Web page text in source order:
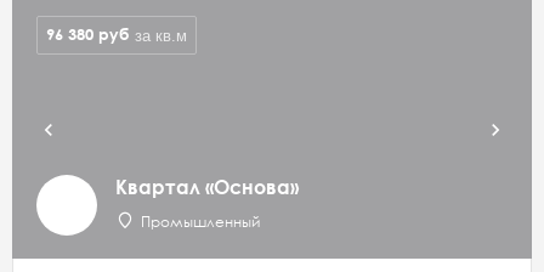
Квартал «Основа»
Промышленный
96 380 руб за кв.м